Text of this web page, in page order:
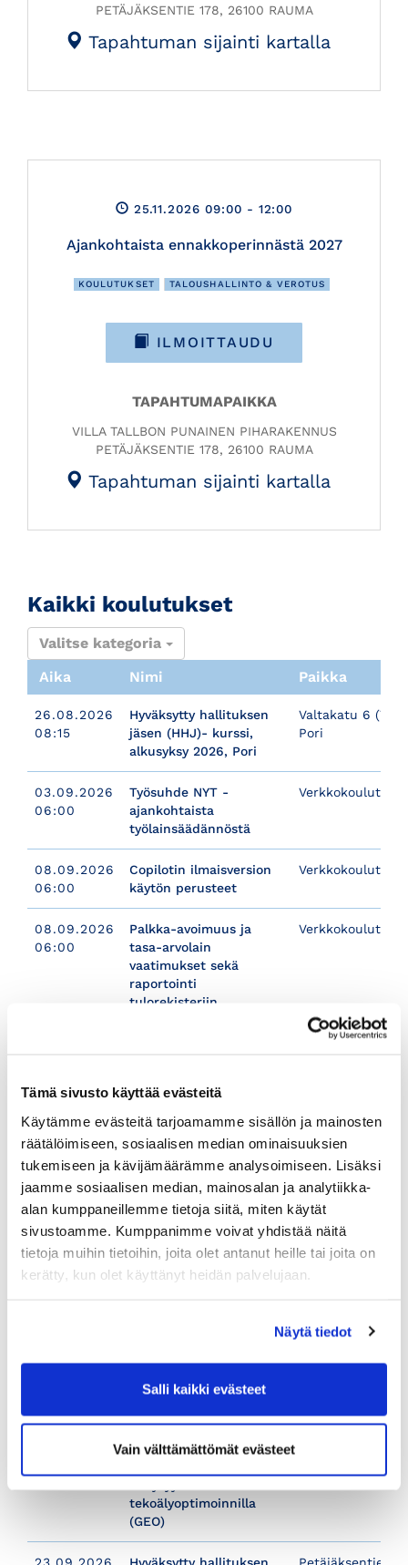
Tämä sivusto käyttää evästeitä
Käytämme evästeitä tarjoamamme sisällön ja mainosten
räätälöimiseen, sosiaalisen median ominaisuuksien
tukemiseen ja kävijämäärämme analysoimiseen. Lisäksi
jaamme sosiaalisen median, mainosalan ja analytiikka-
alan kumppaneillemme tietoja siitä, miten käytät
sivustoamme. Kumppanimme voivat yhdistää näitä
tietoja muihin tietoihin, joita olet antanut heille tai joita on
kerätty, kun olet käyttänyt heidän palvelujaan.
Näytä tiedot
Salli kaikki evästeet
Vain välttämättömät evästeet
PETÄJÄKSENTIE 178, 26100 RAUMA
Tapahtuman sijainti kartalla
25.11.2026 09:00 - 12:00
Ajankohtaista ennakkoperinnästä 2027
KOULUTUKSET TALOUSHALLINTO & VEROTUS
ILMOITTAUDU
TAPAHTUMAPAIKKA
VILLA TALLBON PUNAINEN PIHARAKENNUS
PETÄJÄKSENTIE 178, 26100 RAUMA
Tapahtuman sijainti kartalla
Kaikki koulutukset
Valitse kategoria
Aika
Nimi Paikka
26.08.2026
08:15
Hyväksytty hallituksen
jäsen (HHJ)- kurssi,
alkusyksy 2026, Pori
Valtakatu 6 (7.
Pori
03.09.2026
06:00
Työsuhde NYT -
ajankohtaista
työlainsäädännöstä
Verkkokoulutus
08.09.2026
06:00
Copilotin ilmaisversion
käytön perusteet
Verkkokoulutus
08.09.2026
06:00
Palkka-avoimuus ja
tasa-arvolain
vaatimukset sekä
raportointi
tulorekisteriin
Verkkokoulutus
Verkkokoulutus
15.09.2026
06:00
EU:n
vapaakauppasopimukset
määräytyminen
Verkkokoulutus
16.09.2026
06:00
Datalla, ennakoinnilla ja
tekoälyllä kilpailuetua
pk-yritysten
johtamiseen
Verkkokoulutus
Ihmisymmärryksen
kehittämisessä
Verkkokoulutus
tekoälyoptimoinnilla
(GEO)